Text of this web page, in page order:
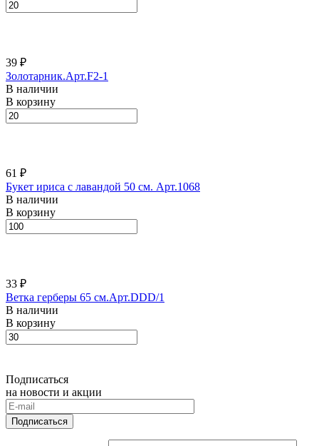
39 ₽
Золотарник.Арт.F2-1
В наличии
В корзину
61 ₽
Букет ириса с лавандой 50 см. Арт.1068
В наличии
В корзину
33 ₽
Ветка герберы 65 см.Арт.DDD/1
В наличии
В корзину
Подписаться
на новости и акции
Подписаться